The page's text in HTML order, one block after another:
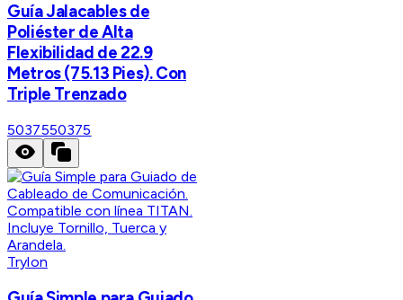
Guía Jalacables de
Poliéster de Alta
Flexibilidad de 22.9
Metros (75.13 Pies). Con
Triple Trenzado
5037550375
Trylon